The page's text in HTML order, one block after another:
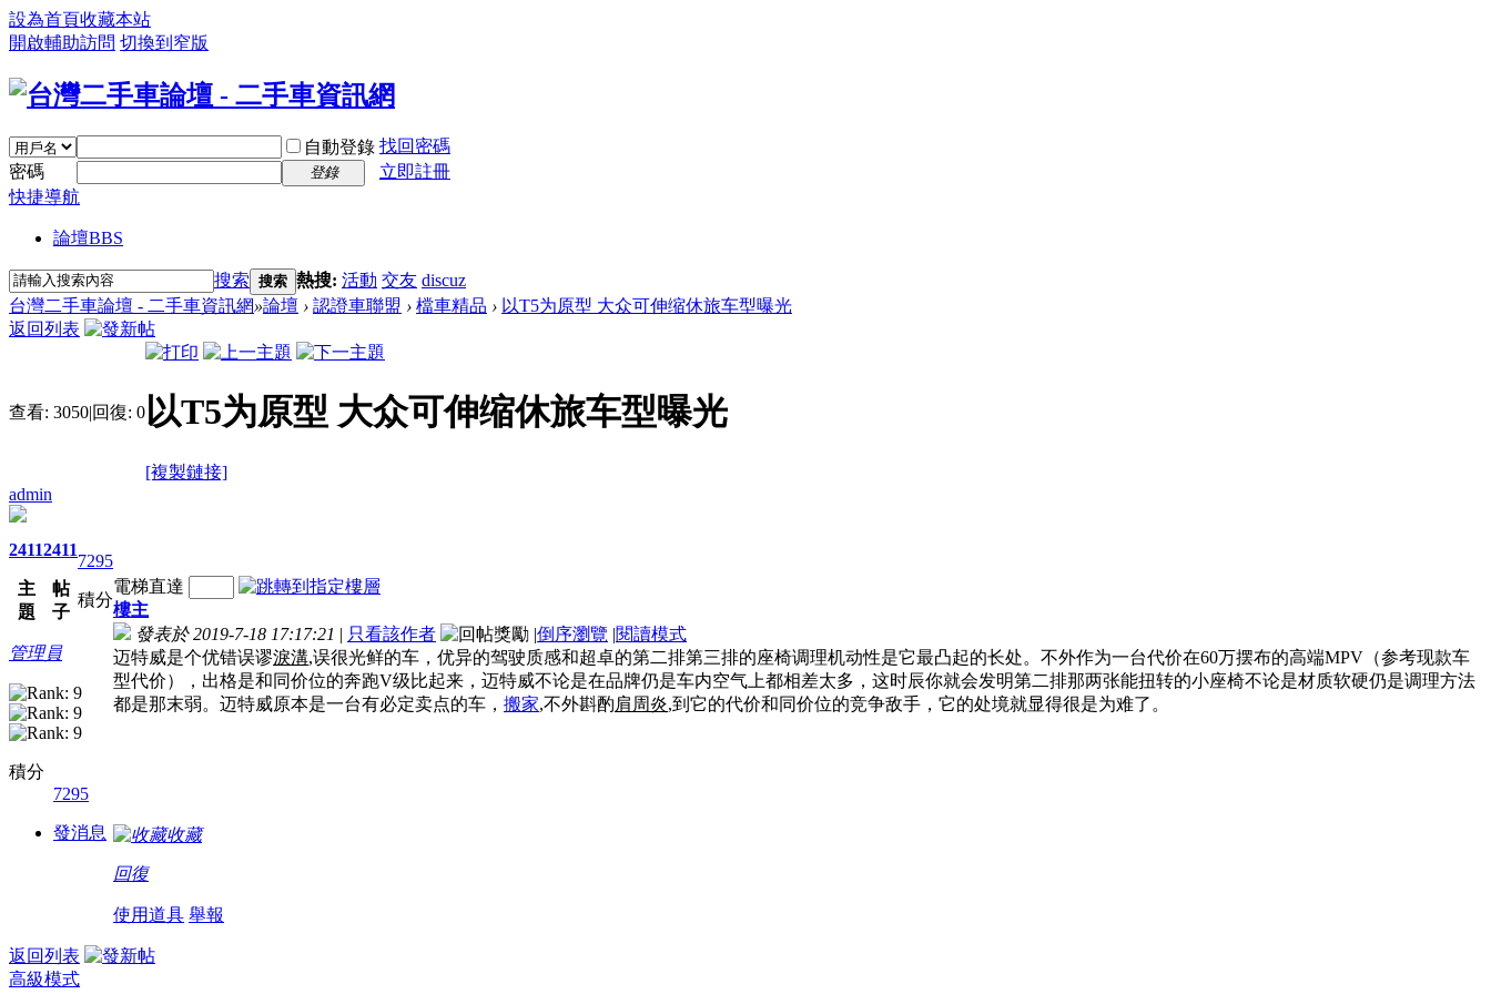
設為首頁收藏本站
開啟輔助訪問 切換到窄版
自動登錄 找回密碼
密碼
登錄
立即註冊
快捷導航
論壇BBS
搜索 搜索 熱搜: 活動 交友 discuz
台灣二手車論壇 - 二手車資訊網»論壇 › 認證車聯盟 › 檔車精品 › 以T5为原型 大众可伸缩休旅车型曝光
返回列表
查看: 3050|回復: 0以T5为原型 大众可伸缩休旅车型曝光
[複製鏈接]
admin
2411
主
題
2411
帖
子
7295
積分
管理員
積分
7295
發消息
電梯直達
樓主
發表於 2019-7-18 17:17:21 | 只看該作者 |倒序瀏覽 |閱讀模式
迈特威是个优错误谬淚溝,误很光鲜的车，优异的驾驶质感和超卓的第二排第三排的座椅调理机动性是它最凸起的长处。不外作为一台代价在60万摆布的高端MPV（参考现款车
型代价），出格是和同价位的奔跑V级比起来，迈特威不论是在品牌仍是车内空气上都相差太多，这时辰你就会发明第二排那两张能扭转的小座椅不论是材质软硬仍是调理方法
都是那末弱。迈特威原本是一台有必定卖点的车， 搬家,不外斟酌肩周炎,到它的代价和同价位的竞争敌手，它的处境就显得很是为难了。
收藏
回復
使用道具 舉報
返回列表
高級模式